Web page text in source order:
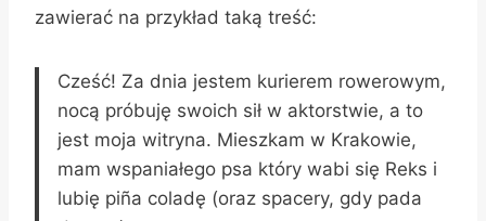
zawierać na przykład taką treść:
Cześć! Za dnia jestem kurierem rowerowym,
nocą próbuję swoich sił w aktorstwie, a to
jest moja witryna. Mieszkam w Krakowie,
mam wspaniałego psa który wabi się Reks i
lubię piña coladę (oraz spacery, gdy pada